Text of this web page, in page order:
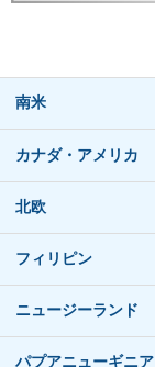
南米
カナダ・アメリカ
北欧
フィリピン
ニュージーランド
パプアニューギニア